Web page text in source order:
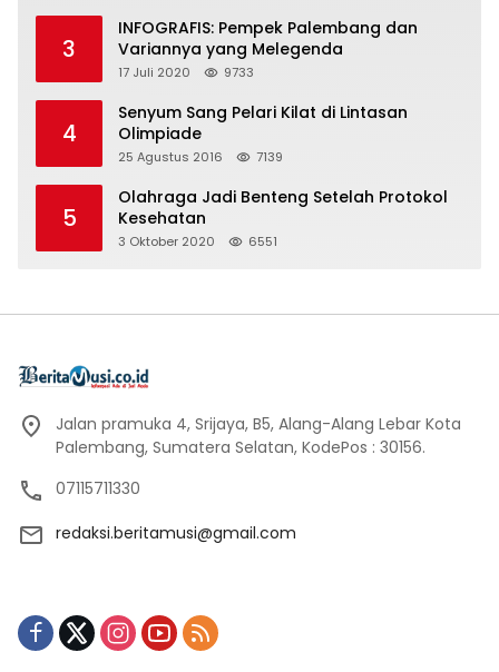
3
INFOGRAFIS: Pempek Palembang dan
Variannya yang Melegenda
17 Juli 2020 9733
4
Senyum Sang Pelari Kilat di Lintasan
Olimpiade
25 Agustus 2016 7139
5
Olahraga Jadi Benteng Setelah Protokol
Kesehatan
3 Oktober 2020 6551
Jalan pramuka 4, Srijaya, B5, Alang-Alang Lebar Kota
Palembang, Sumatera Selatan, KodePos : 30156.
07115711330
redaksi.beritamusi@gmail.com